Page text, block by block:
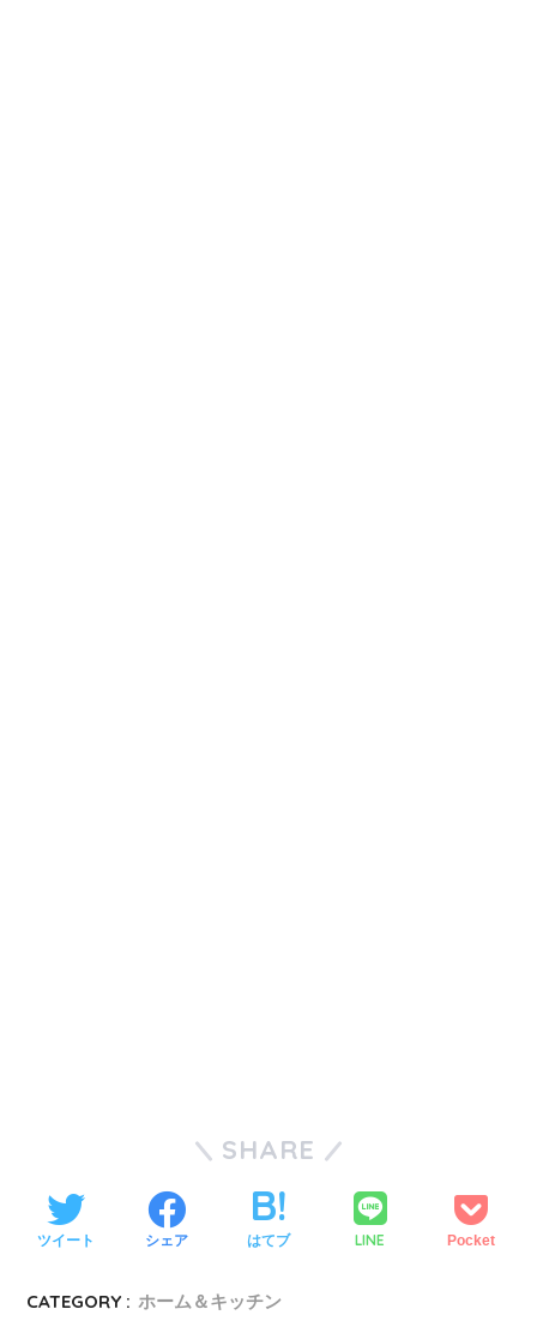
SHARE
ツイート シェア はてブ LINE Pocket
CATEGORY : ホーム＆キッチン